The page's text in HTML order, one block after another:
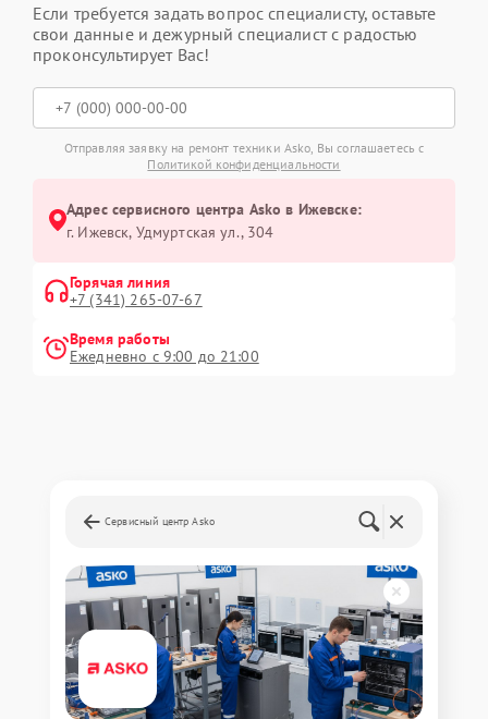
Если требуется задать вопрос специалисту, оставьте
свои данные и дежурный специалист с радостью
проконсультирует Вас!
Отправляя заявку на ремонт техники Asko, Вы соглашаетесь с
Политикой конфиденциальности
Адрес сервисного центра Asko в Ижевске:
г. Ижевск, Удмуртская ул., 304
Горячая линия
+7 (341) 265-07-67
Время работы
Ежедневно с 9:00 до 21:00
Сервисный центр Asko